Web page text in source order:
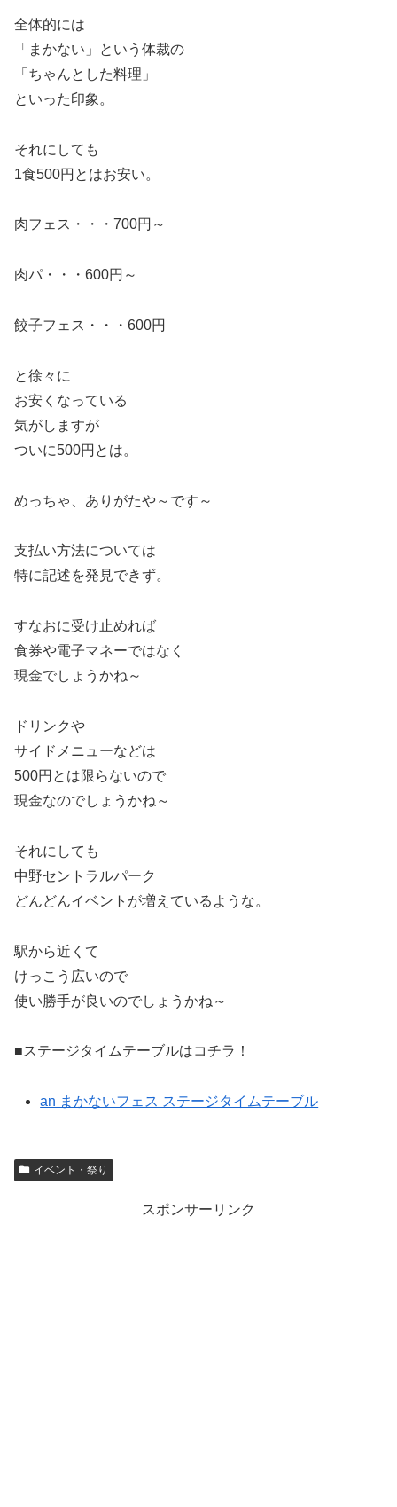
全体的には
「まかない」という体裁の
「ちゃんとした料理」
といった印象。
それにしても
1食500円とはお安い。
肉フェス・・・700円～
肉パ・・・600円～
餃子フェス・・・600円
と徐々に
お安くなっている
気がしますが
ついに500円とは。
めっちゃ、ありがたや～です～
支払い方法については
特に記述を発見できず。
すなおに受け止めれば
食券や電子マネーではなく
現金でしょうかね～
ドリンクや
サイドメニューなどは
500円とは限らないので
現金なのでしょうかね～
それにしても
中野セントラルパーク
どんどんイベントが増えているような。
駅から近くて
けっこう広いので
使い勝手が良いのでしょうかね～
■ステージタイムテーブルはコチラ！
an まかないフェス ステージタイムテーブル
イベント・祭り
スポンサーリンク